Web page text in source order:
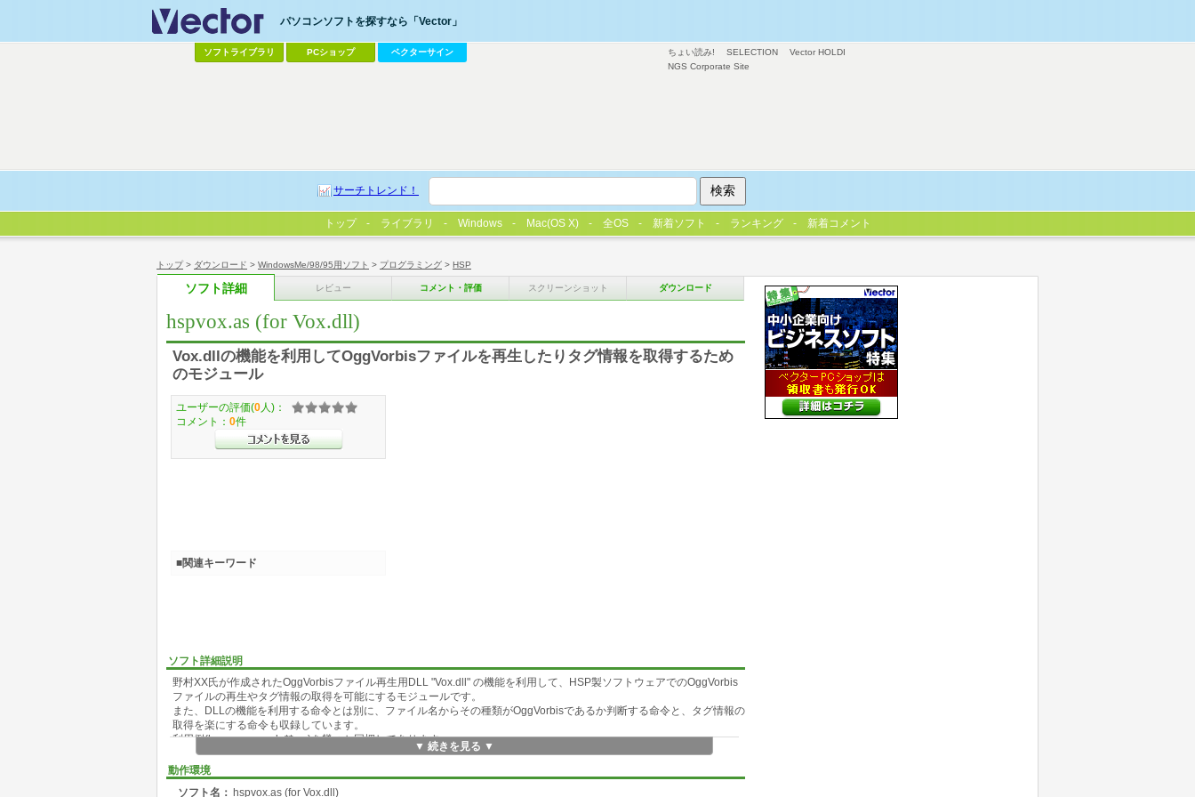
トップ> ダウンロード > WindowsMe/98/95用ソフト > プログラミング > HSP
ソフト詳細 レビュー コメント・評価 スクリーンショット ダウンロード
hspvox.as (for Vox.dll)
Vox.dllの機能を利用してOggVorbisファイルを再生したりタグ情報を取得するため
のモジュール
ソフト詳細説明
野村XX氏が作成されたOggVorbisファイル再生用DLL "Vox.dll" の機能を利用して、HSP製ソフトウェアでのOggVorbis
ファイルの再生やタグ情報の取得を可能にするモジュールです。
また、DLLの機能を利用する命令とは別に、ファイル名からその種類がOggVorbisであるか判断する命令と、タグ情報の
取得を楽にする命令も収録しています。
利用例(hspvox_sample**.as)を幾つか同梱してあります。
・Vox.dll は以下のサイトで最新版を入手できます。
Vector内Vox.dll紹介ページ :
▼ 続きを見る ▼
動作環境
ソフト名： hspvox.as (for Vox.dll)
ユーザーの評価(0 人)：
コメント： 0件
■関連キーワード
ちょい読み! SELECTION
Vector HOLDI
NGS Corporate Site
パソコンソフトを探すなら「Vector」
ソフトライブラリ PCショップ ベクターサイン
サーチトレンド！
トップ ライブラリ Windows Mac(OS X) 全OS 新着ソフト ランキング 新着コメント